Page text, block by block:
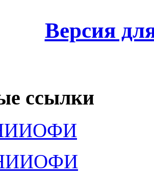
Версия
ссылки